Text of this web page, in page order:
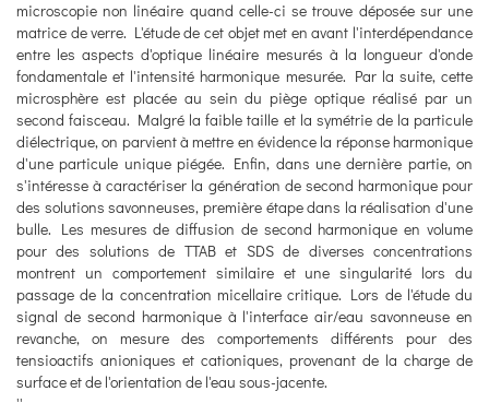
microscopie non linéaire quand celle-ci se trouve déposée sur une
matrice de verre. L'étude de cet objet met en avant l'interdépendance
entre les aspects d'optique linéaire mesurés à la longueur d'onde
fondamentale et l'intensité harmonique mesurée. Par la suite, cette
microsphère est placée au sein du piège optique réalisé par un
second faisceau. Malgré la faible taille et la symétrie de la particule
diélectrique, on parvient à mettre en évidence la réponse harmonique
d'une particule unique piégée. Enfin, dans une dernière partie, on
s'intéresse à caractériser la génération de second harmonique pour
des solutions savonneuses, première étape dans la réalisation d'une
bulle. Les mesures de diffusion de second harmonique en volume
pour des solutions de TTAB et SDS de diverses concentrations
montrent un comportement similaire et une singularité lors du
passage de la concentration micellaire critique. Lors de l'étude du
signal de second harmonique à l'interface air/eau savonneuse en
revanche, on mesure des comportements différents pour des
tensioactifs anioniques et cationiques, provenant de la charge de
surface et de l'orientation de l'eau sous-jacente.
''